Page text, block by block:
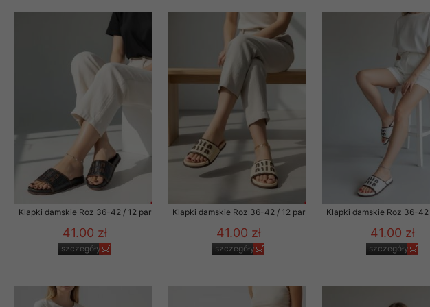
Klapki damskie Roz 36-42 / 12 par
41.00 zł
szczegóły
Klapki damskie Roz 36-42 / 12 par
41.00 zł
szczegóły
Klapki damskie Roz 36-42
41.00 zł
szczegóły
wyrazisz zgodę na przetwarzanie przez OMEZ
wycofać . Pamiętaj, że wycofanie zgody nie
(prawo dostępu, sprostowania oraz usunięcia
niepodlegania zautomatyzowanemu
sprzeciwu wobec przetwarzania Twoich